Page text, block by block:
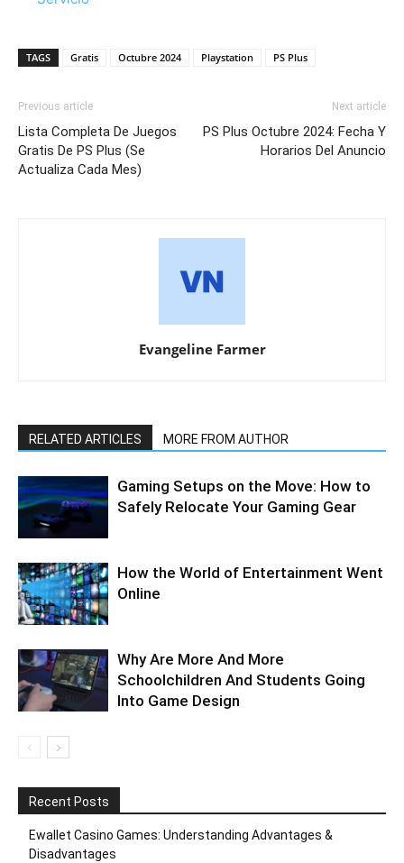
TAGS Gratis Octubre 2024 Playstation PS Plus
Previous article
Lista Completa De Juegos
Gratis De PS Plus (Se
Actualiza Cada Mes)
Next article
PS Plus Octubre 2024: Fecha Y
Horarios Del Anuncio
Evangeline Farmer
RELATED ARTICLES MORE FROM AUTHOR
Gaming Setups on the Move: How to
Safely Relocate Your Gaming Gear
How the World of Entertainment Went
Online
Why Are More And More
Schoolchildren And Students Going
Into Game Design
Recent Posts
Ewallet Casino Games: Understanding Advantages &
Disadvantages